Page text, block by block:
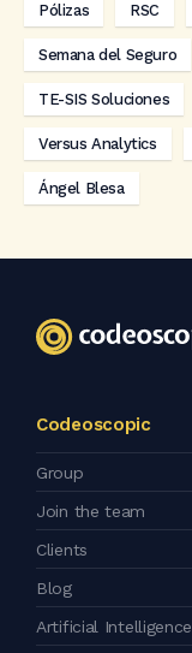
Pólizas RSC
Semana del Seguro
TE-SIS Soluciones
Versus Analytics
Ángel Blesa
Codeoscopic
Group
Join the team
Clients
Blog
Artificial Intelligence